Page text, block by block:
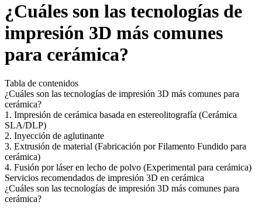
¿Cuáles son las tecnologías de
impresión 3D más comunes
para cerámica?
Tabla de contenidos
¿Cuáles son las tecnologías de impresión 3D más comunes para
cerámica?
1. Impresión de cerámica basada en estereolitografía (Cerámica
SLA/DLP)
2. Inyección de aglutinante
3. Extrusión de material (Fabricación por Filamento Fundido para
cerámica)
4. Fusión por láser en lecho de polvo (Experimental para cerámica)
Servicios recomendados de impresión 3D en cerámica
¿Cuáles son las tecnologías de impresión 3D más comunes para
cerámica?